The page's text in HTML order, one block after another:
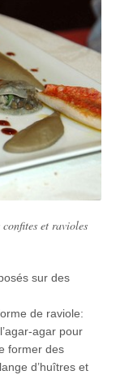
et ravioles
sur des
de raviole:
agar pour
former des
d’huîtres et